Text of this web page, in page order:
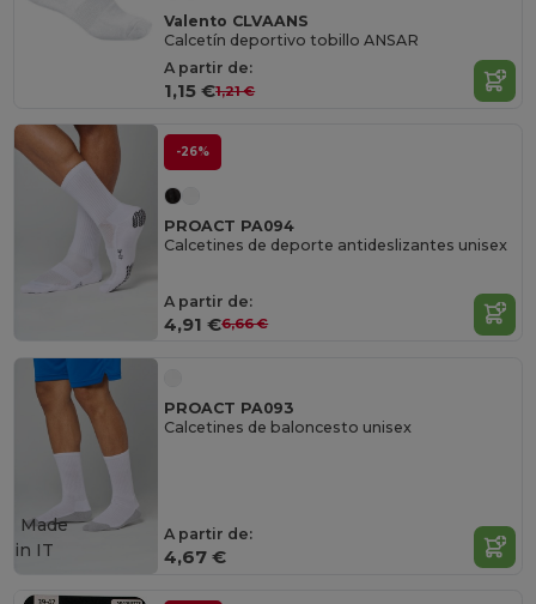
Valento CLVAANS
Calcetín deportivo tobillo ANSAR
A partir de:
1,15 €1,21 €
-26%
PROACT PA094
Calcetines de deporte antideslizantes unisex
A partir de:
4,91 €6,66 €
PROACT PA093
Calcetines de baloncesto unisex
A partir de:
4,67 €
Made
in IT